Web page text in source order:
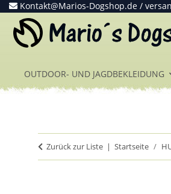
Kontakt@Marios-Dogshop.de /
OUTDOOR- UND JAGDBEKLEIDUNG
Zurück zur Liste Startseite